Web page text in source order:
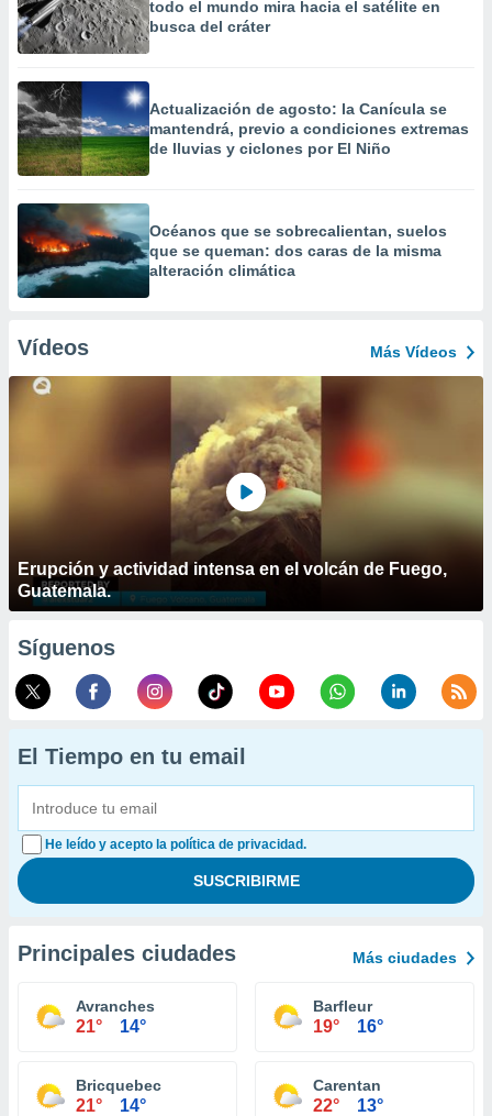
todo el mundo mira hacia el satélite en
busca del cráter
Actualización de agosto: la Canícula se
mantendrá, previo a condiciones extremas
de lluvias y ciclones por El Niño
Océanos que se sobrecalientan, suelos
que se queman: dos caras de la misma
alteración climática
Vídeos Más Vídeos
Erupción y actividad intensa en el volcán de Fuego,
Guatemala.
Síguenos
El Tiempo en tu email
He leído y acepto la política de privacidad.
Principales ciudades Más ciudades
Avranches
21° 14°
Barfleur
19° 16°
Bricquebec
21° 14°
Carentan
22° 13°